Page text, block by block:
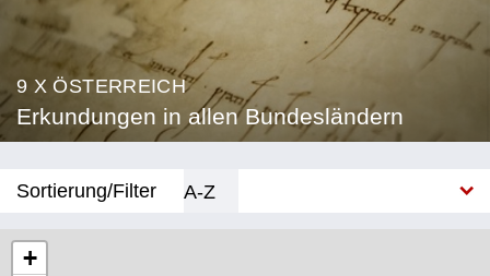
9 X ÖSTERREICH
Erkundungen in allen Bundesländern
Sortierung/Filter
A-Z
+